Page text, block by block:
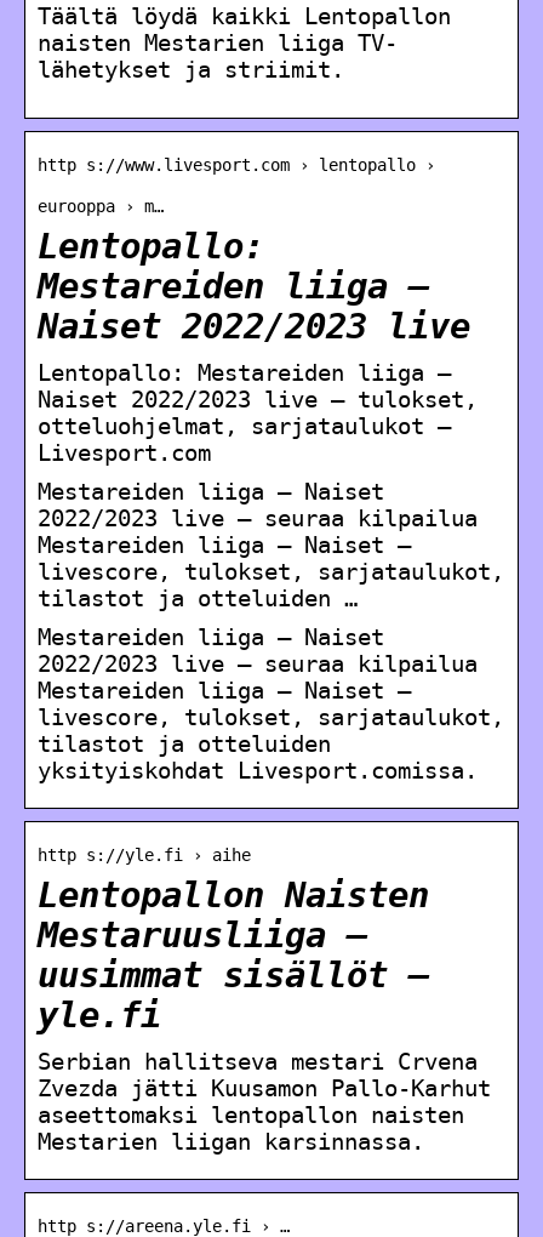
Täältä löydä kaikki Lentopallon
naisten Mestarien liiga TV-
lähetykset ja striimit.
http s://www.livesport.com › lentopallo ›
eurooppa › m…
Lentopallo:
Mestareiden liiga –
Naiset 2022/2023 live
Lentopallo: Mestareiden liiga –
Naiset 2022/2023 live – tulokset,
otteluohjelmat, sarjataulukot –
Livesport.com
Mestareiden liiga – Naiset
2022/2023 live – seuraa kilpailua
Mestareiden liiga – Naiset –
livescore, tulokset, sarjataulukot,
tilastot ja otteluiden …
Mestareiden liiga – Naiset
2022/2023 live – seuraa kilpailua
Mestareiden liiga – Naiset –
livescore, tulokset, sarjataulukot,
tilastot ja otteluiden
yksityiskohdat Livesport.comissa.
http s://yle.fi › aihe
Lentopallon Naisten
Mestaruusliiga –
uusimmat sisällöt –
yle.fi
Serbian hallitseva mestari Crvena
Zvezda jätti Kuusamon Pallo-Karhut
aseettomaksi lentopallon naisten
Mestarien liigan karsinnassa.
http s://areena.yle.fi › …